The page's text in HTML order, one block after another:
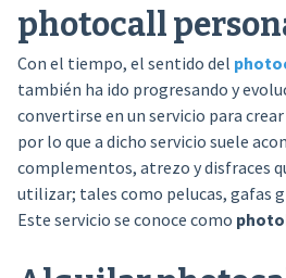
photocall
Con el tiempo, el sentido del
también ha ido progresando y
convertirse en un servicio para
por lo que a dicho servicio suele
complementos, atrezo y disfraces
utilizar; tales como pelucas, gafas
Este servicio se conoce como